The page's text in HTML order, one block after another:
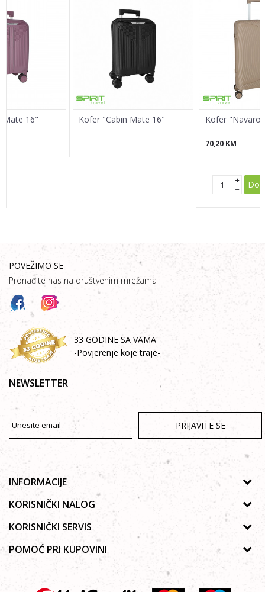
Poruka
Mate 16" Kofer "Cabin Mate 16" Kofer "Navaro
70,20 KM
POVEŽIMO SE
Pronađite nas na društvenim mrežama
33 GODINE SA VAMA
-Povjerenje koje traje-
NEWSLETTER
PRIJAVITE SE
INFORMACIJE
O nama
Galerija
Saradnja
KORISNIČKI NALOG
Uputstvo za registraciju
Zaboravljena lozinka
Poručivanje
KORISNIČKI SERVIS
Politika privatnosti
Autorska prava
Uslovi korišćenja
POMOĆ PRI KUPOVINI
Kako kupiti online?
Najčešća pitanja